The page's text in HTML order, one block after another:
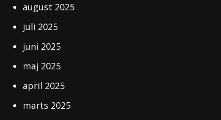
august 2025
juli 2025
juni 2025
maj 2025
april 2025
marts 2025